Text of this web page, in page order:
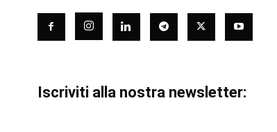
Iscriviti alla nostra newsletter: